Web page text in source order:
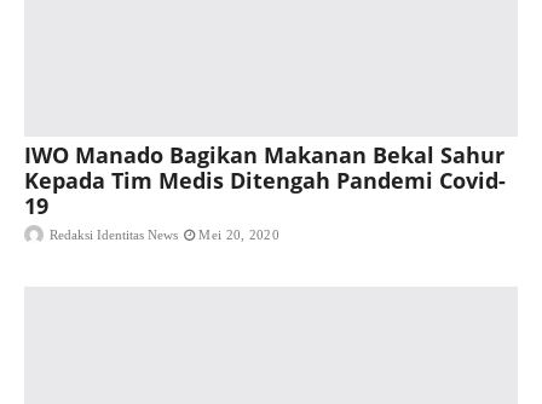
IWO Manado Bagikan Makanan Bekal Sahur
Kepada Tim Medis Ditengah Pandemi Covid-
19
Redaksi Identitas News Mei 20, 2020